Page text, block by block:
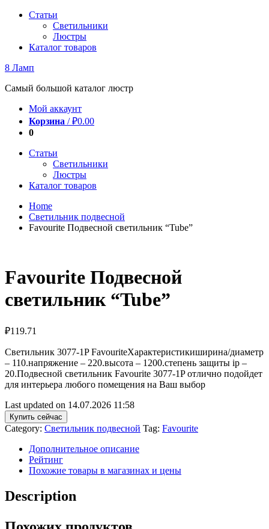
Перейти
содержимому
Статьи
Светильники
Люстры
Каталог товаров
8 Ламп
Самый большой каталог люстр
Мой аккаунт
Корзина /₽0.00
0
Статьи
Светильники
Люстры
Каталог товаров
Home
Светильник подвесной
Favourite Подвесной светильник “Tube”
Favourite Подвесной
светильник “Tube”
₽119.71
Светильник 3077-1P FavouriteХарактеристикиширина/диаметр
– 110.напряжение – 220.высота – 1200.степень защиты ip –
20.Подвесной светильник Favourite 3077-1P отлично подойдет
для интерьера любого помещения на Ваш выбор
Last updated on 14.07.2026 11:58
Купить сейчас
Category: Светильник подвесной Tag: Favourite
Дополнительное описание
Рейтинг
Похожие товары в магазинах и цены
Description